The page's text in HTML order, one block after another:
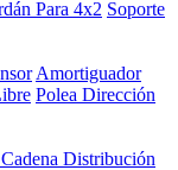
Para 4x2 Soporte
Amortiguador
Polea Dirección
Distribución